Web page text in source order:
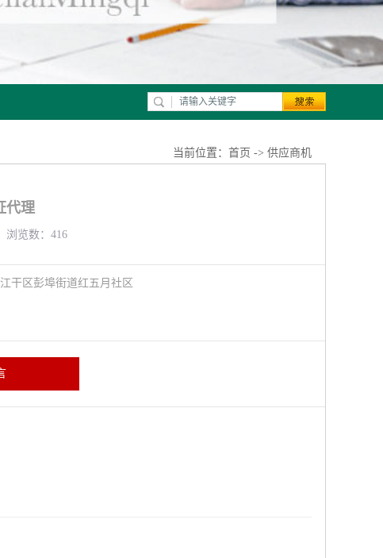
当前位置： 首页 -> 供应商机
代理
浏览数：416
干区彭埠街道红五月社区